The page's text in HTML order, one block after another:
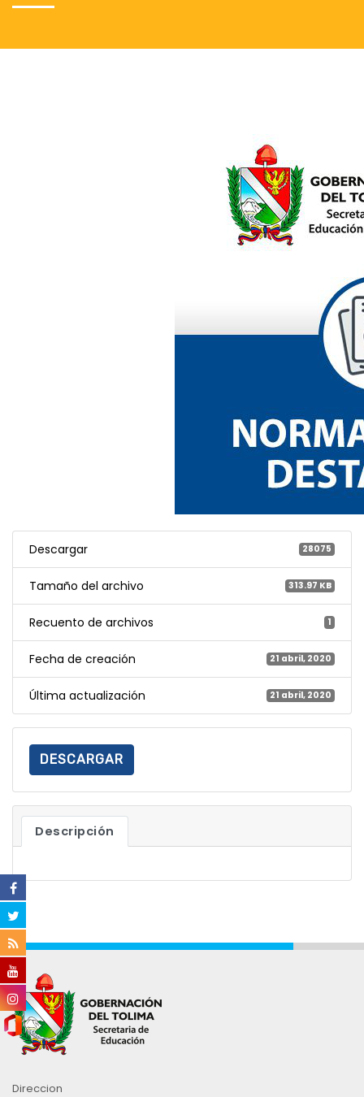
Descargar 28075
Tamaño del archivo 313.97 KB
Recuento de archivos 1
Fecha de creación 21 abril, 2020
Última actualización 21 abril, 2020
DESCARGAR
Descripción
Direccion